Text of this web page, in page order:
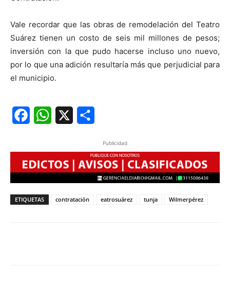
Vale recordar que las obras de remodelación del Teatro
Suárez tienen un costo de seis mil millones de pesos;
inversión con la que pudo hacerse incluso uno nuevo,
por lo que una adición resultaría más que perjudicial para
el municipio.
FacebookWhatsApp
Publicidad
ETIQUETAS contratación eatrosuárez tunja Wilmerpérez